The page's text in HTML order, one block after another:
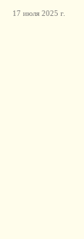
17 июля 2025 г.